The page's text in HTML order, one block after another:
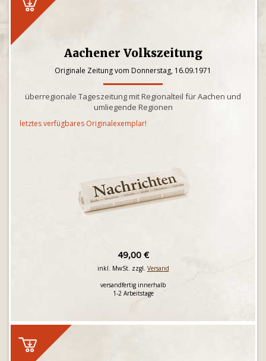
Aachener Volkszeitung
Originale Zeitung vom Donnerstag, 16.09.1971
überregionale Tageszeitung mit Regionalteil für Aachen und
umliegende Regionen
letztes verfügbares Originalexemplar!
49,00 €
inkl. MwSt. zzgl. Versand
versandfertig innerhalb
1-2 Arbeitstage